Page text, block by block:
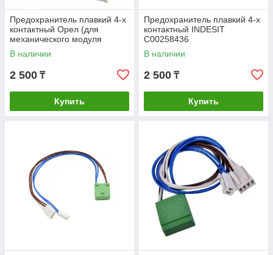
Предохранитель плавкий 4-х
контактный Орел (для
механического модуля
управления)
В наличии
2 500 ₸
Купить
Предохранитель плавкий 4-х
контактный INDESIT
C00258436
В наличии
2 500 ₸
Купить